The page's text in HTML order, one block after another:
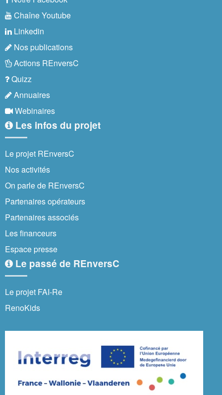
Chaîne Youtube
Linkedin
Nos publications
Actions REnversC
Quizz
Annuaires
Webinaires
Les infos du projet
Le projet REnversC
Nos activités
On parle de REnversC
Partenaires opérateurs
Partenaires associés
Les financeurs
Espace presse
Le passé de REnversC
Le projet FAI-Re
RenoKids